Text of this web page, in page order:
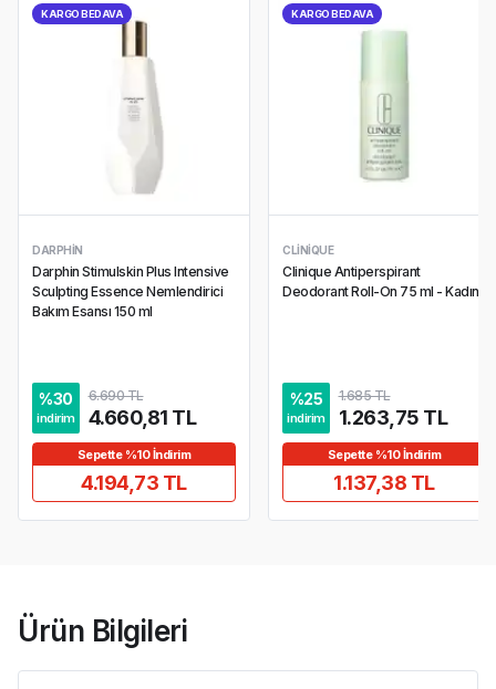
KARGO BEDAVA
DARPHIN
Darphin Stimulskin Plus Intensive
Sculpting Essence Nemlendirici
Bakım Esansı 150 ml
%30
indirim
6.690 TL
4.660,81 TL
Sepette %10 İndirim
4.194,73 TL
KARGO BEDAVA
CLINIQUE
Clinique Antiperspirant
Deodorant Roll-On 75 ml - Kadın
%25
indirim
1.685 TL
1.263,75 TL
Sepette %10 İndirim
1.137,38 TL
Ürün Bilgileri